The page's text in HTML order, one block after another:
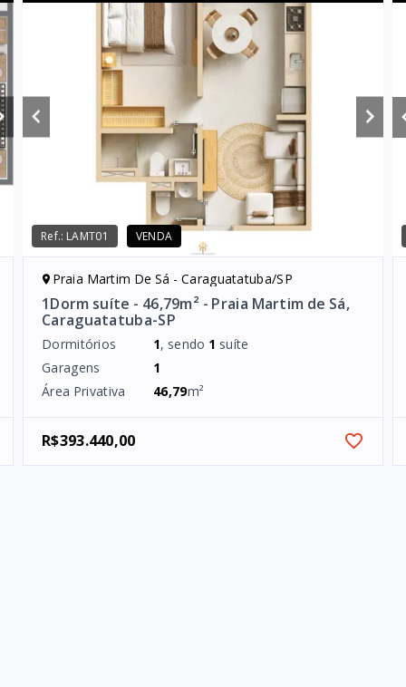
Ref.: LAMT01 VENDA
Praia Martim De Sá - Caraguatatuba/SP
1Dorm suíte - 46,79m² - Praia Martim de Sá,
Caraguatatuba-SP
Dormitórios 1, sendo 1 suíte
Garagens
1
Área Privativa
46,79m²
R$393.440,00